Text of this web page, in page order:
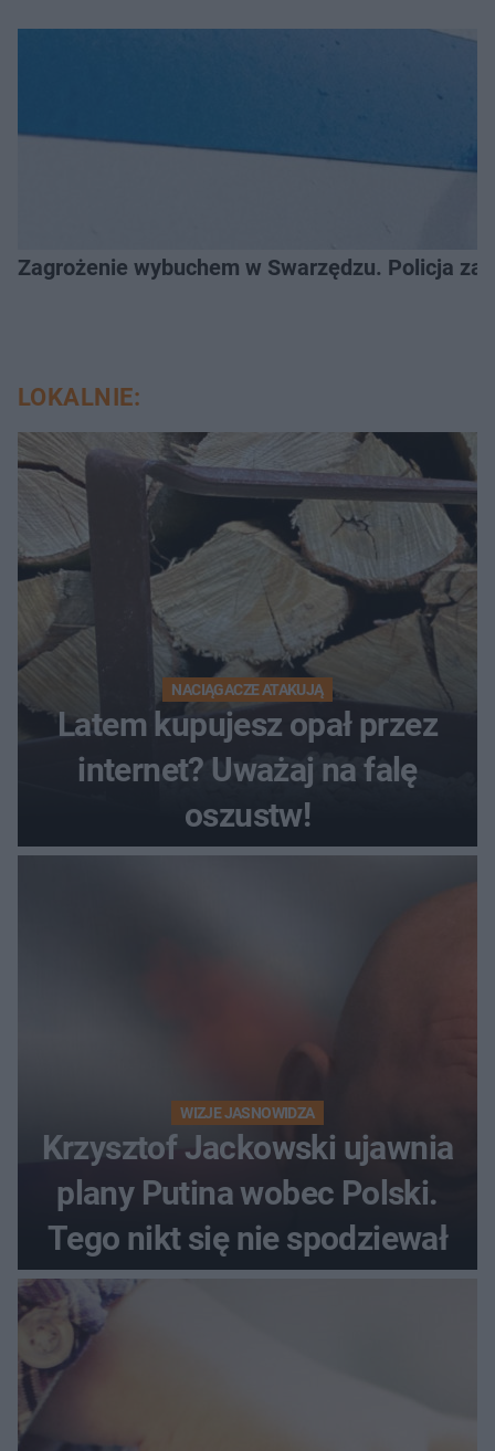
Zagrożenie wybuchem w Swarzędzu. Policja
LOKALNIE:
NACIĄGACZE ATAKUJĄ
Latem kupujesz opał przez
internet? Uważaj na falę
oszustw!
WIZJE JASNOWIDZA
Krzysztof Jackowski ujawnia
plany Putina wobec Polski.
Tego nikt się nie spodziewał